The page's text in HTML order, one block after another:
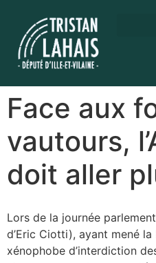
Face aux
vautours,
doit aller
Lors de la journée
d’Eric Ciotti), ayant mené
xénophobe d’interdiction